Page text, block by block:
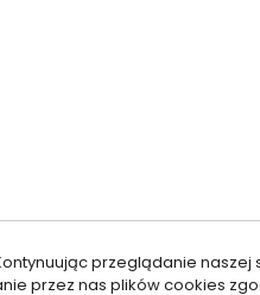
przeglądanie naszej
przez nas plików cookies